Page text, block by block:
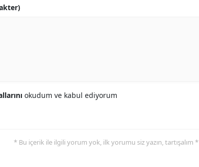
okudum ve kabul ediyorum
* Bu içerik ile ilgili yorum yok, ilk yorumu siz yazın, tartışalım *